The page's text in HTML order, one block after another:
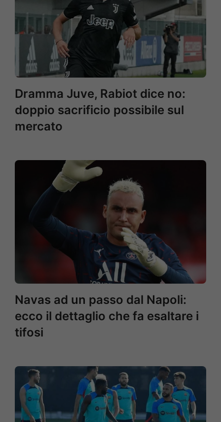
Dramma Juve, Rabiot dice no:
doppio sacrificio possibile sul
mercato
Navas ad un passo dal Napoli:
ecco il dettaglio che fa esaltare i
tifosi